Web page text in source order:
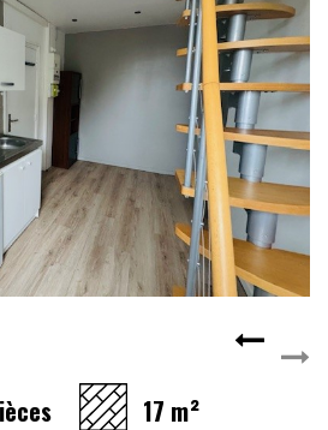
Assurances
SYNDIC
CONTACT
RECRUTEMENT
SERVICES
Actualités
Partenaires
de l'entreprise
17 m²